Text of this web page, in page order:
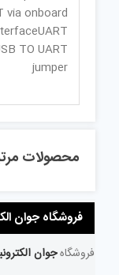
via onboard
TO UART
jumper
محصولات
فروشگاه جوان
فروشگاهجوان